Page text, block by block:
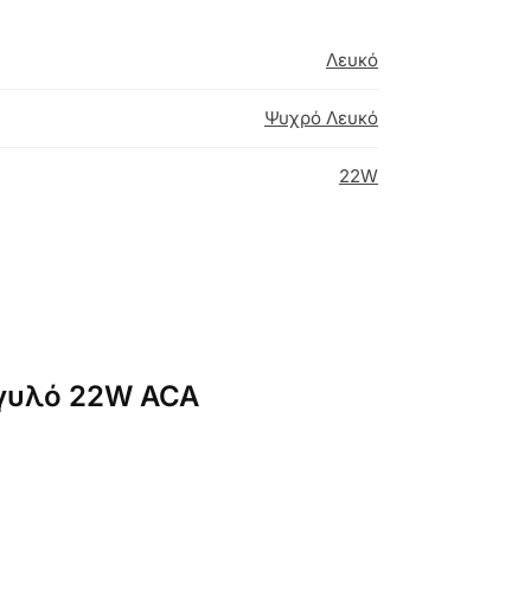
Λευκό
Ψυχρό Λευκό
22W
22W ACA